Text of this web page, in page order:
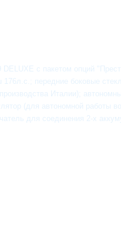
с пакетом опций
передние боковые
Италии);
(для автономной работы
для соединения 2-х